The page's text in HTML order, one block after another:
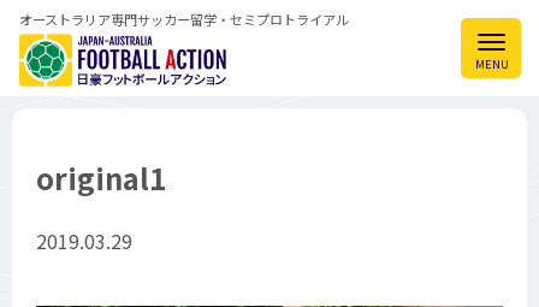
オーストラリア専門サッカー留学・セミプロトライアル
original1
2019.03.29